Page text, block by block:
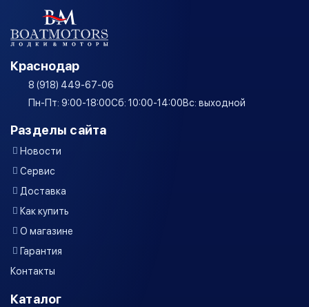
Краснодар
8 (918) 449-67-06
Пн-Пт: 9:00-18:00Сб: 10:00-14:00Вс: выходной
Разделы сайта
Новости
Сервис
Доставка
Как купить
О магазине
Гарантия
Контакты
Каталог